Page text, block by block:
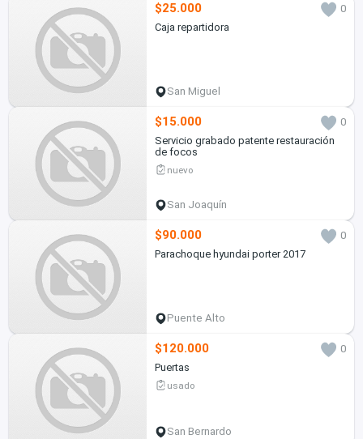
$25.000
0
Caja repartidora
San Miguel
$15.000
0
Servicio grabado patente restauración
de focos
nuevo
San Joaquín
$90.000
0
Parachoque hyundai porter 2017
Puente Alto
$120.000
0
Puertas
usado
San Bernardo